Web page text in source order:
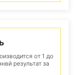
от 1 до
результат за